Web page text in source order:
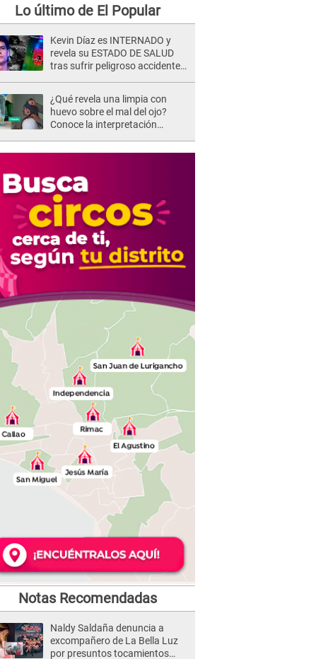
Lo último de El Popular
Kevin Díaz es INTERNADO y
revela su ESTADO DE SALUD
tras sufrir peligroso accidente
¿Qué revela una limpia con
huevo sobre el mal del ojo?
Conoce la interpretación
Notas Recomendadas
Naldy Saldaña denuncia a
excompañero de La Bella Luz
por presuntos tocamientos